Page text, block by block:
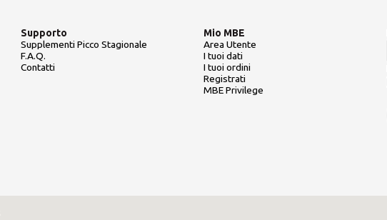
Supporto
Supplementi Picco Stagionale
F.A.Q.
Contatti
Mio MBE
Area Utente
I tuoi dati
I tuoi ordini
Registrati
MBE Privilege